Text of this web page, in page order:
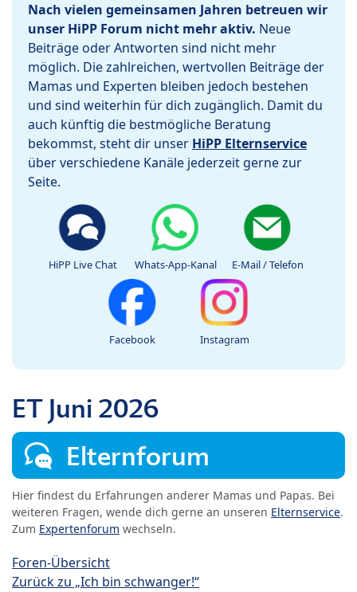
Nach vielen gemeinsamen Jahren betreuen wir
unser HiPP Forum nicht mehr aktiv. Neue
Beiträge oder Antworten sind nicht mehr
möglich. Die zahlreichen, wertvollen Beiträge der
Mamas und Experten bleiben jedoch bestehen
und sind weiterhin für dich zugänglich. Damit du
auch künftig die bestmögliche Beratung
bekommst, steht dir unser HiPP Elternservice
über verschiedene Kanäle jederzeit gerne zur
Seite.
HiPP Live Chat Whats-App-Kanal E-Mail / Telefon
Facebook Instagram
ET Juni 2026
Elternforum
Hier findest du Erfahrungen anderer Mamas und Papas. Bei
weiteren Fragen, wende dich gerne an unseren Elternservice.
Zum Expertenforum wechseln.
Foren-Übersicht
Zurück zu „Ich bin schwanger!“